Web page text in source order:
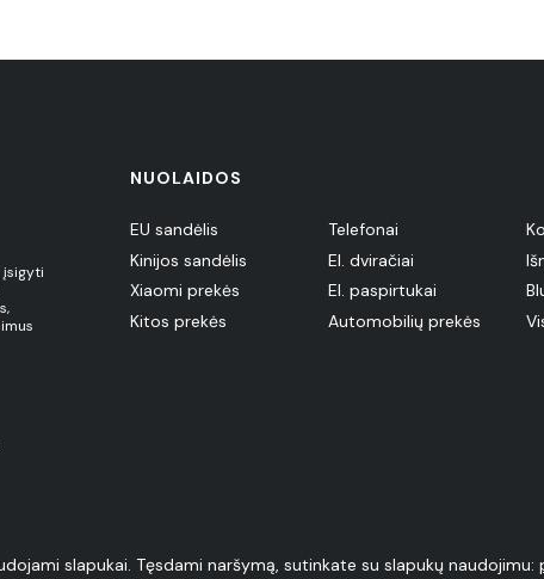
įsigyti
NUOLAIDOS
EU sandėlis
Kinijos sandėlis
Xiaomi prekės
Kitos prekės
Telefonai
El. dviračiai
El. paspirtukai
Automobilių prekės
slapukai. Tęsdami naršymą, sutinkate su slapukų naudojimu: